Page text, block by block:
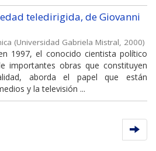
teledirigida, de Giovanni
(Universidad Gabriela Mistral, 2000)
1997, el conocido cientista político
importantes obras que constituyen
aborda el papel que están
y la televisión ...